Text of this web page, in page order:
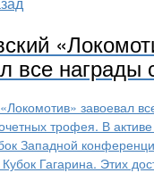
все награды
завоевал
трофея. В
Западной
Гагарина. Этих